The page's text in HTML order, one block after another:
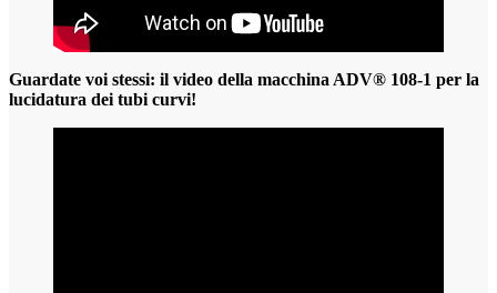
Guardate voi stessi: il video della macchina ADV® 108-1 per la
lucidatura dei tubi curvi!